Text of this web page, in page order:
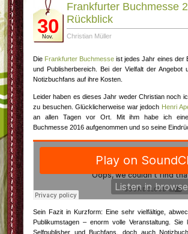
30
Nov.
Frankfurter Buchmesse
Rückblick
Christian Müller
Die Frankfurter Buchmesse ist jedes Jahr eines der
und Publisherbereich. Bei der Vielfalt der Angebot
Notizbuchfans auf ihre Kosten.
Leider haben es dieses Jahr weder Christian noch
zu besuchen. Glücklicherweise war jedoch Henri
an allen Tagen vor Ort. Mit ihm habe ich
Buchmesse 2016 aufgenommen und so seine
Sein Fazit in Kurzform: Eine sehr vielfältige,
Publikumstagen – enorm volle Veranstaltung.
Selfpublisher und Buchfans, doch auch